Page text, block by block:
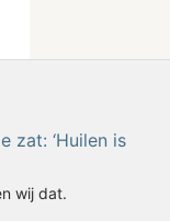
zat: ‘Huilen is
wij dat.